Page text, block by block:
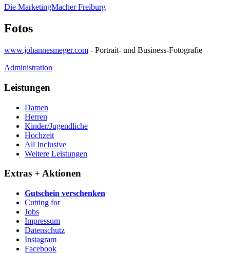
Die MarketingMacher Freiburg
Fotos
www.johannesmeger.com - Portrait- und Business-Fotografie
Administration
Leistungen
Damen
Herren
Kinder/Jugendliche
Hochzeit
All Inclusive
Weitere Leistungen
Extras + Aktionen
Gutschein verschenken
Cutting for
Jobs
Impressum
Datenschutz
Instagram
Facebook